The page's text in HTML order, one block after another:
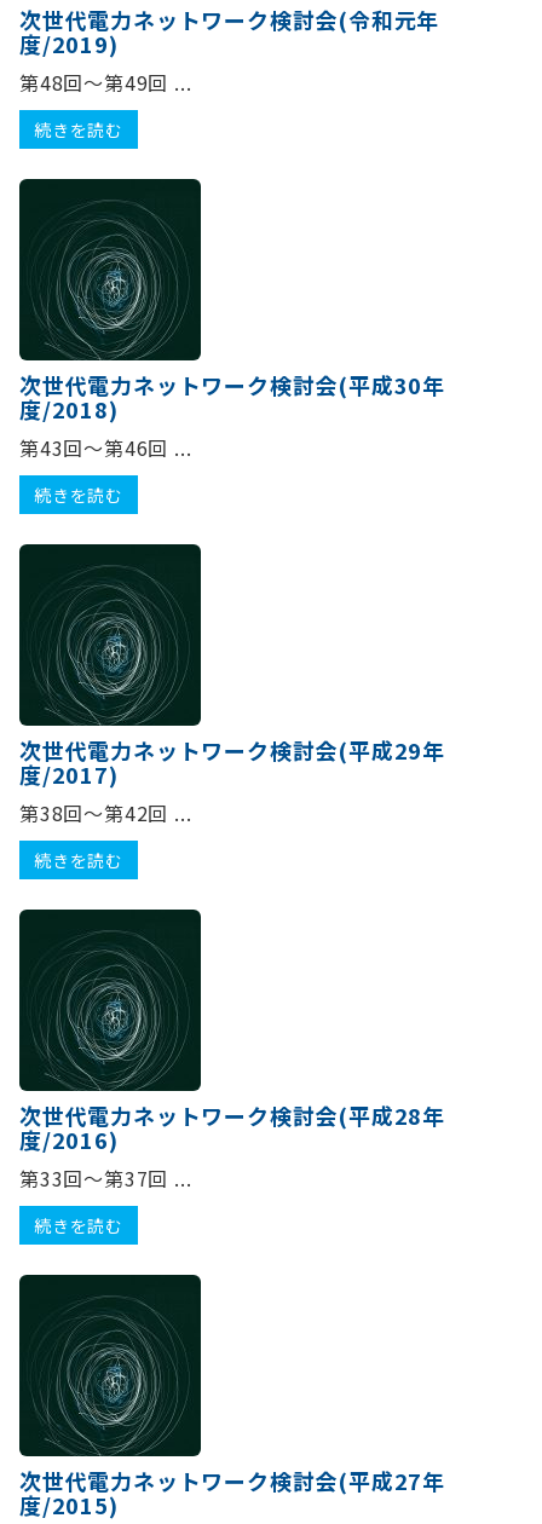
次世代電力ネットワーク検討会(令和元年
度/2019)
第48回～第49回 ...
続きを読む
次世代電力ネットワーク検討会(平成30年
度/2018)
第43回～第46回 ...
続きを読む
次世代電力ネットワーク検討会(平成29年
度/2017)
第38回～第42回 ...
続きを読む
次世代電力ネットワーク検討会(平成28年
度/2016)
第33回～第37回 ...
続きを読む
次世代電力ネットワーク検討会(平成27年
度/2015)